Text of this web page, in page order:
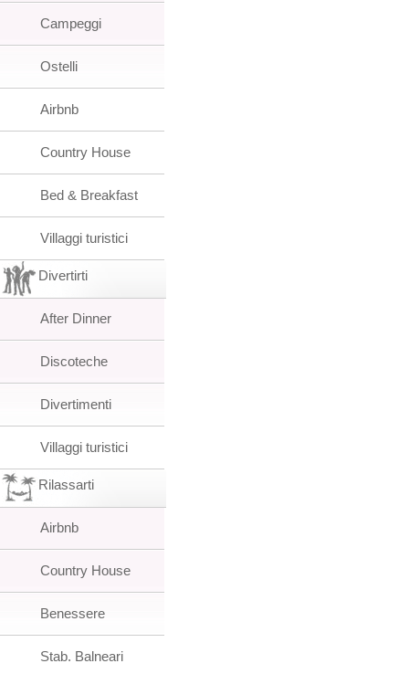
Campeggi
Ostelli
Airbnb
Country House
Bed & Breakfast
Villaggi turistici
Divertirti
After Dinner
Discoteche
Divertimenti
Villaggi turistici
Rilassarti
Airbnb
Country House
Benessere
Stab. Balneari